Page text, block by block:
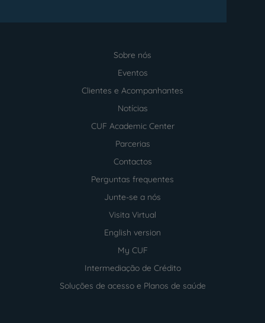
Sobre nós
Eventos
Clientes e Acompanhantes
Notícias
CUF Academic Center
Parcerias
Contactos
Perguntas frequentes
Junte-se a nós
Visita Virtual
English version
My CUF
Intermediação de Crédito
Soluções de acesso e Planos de saúde